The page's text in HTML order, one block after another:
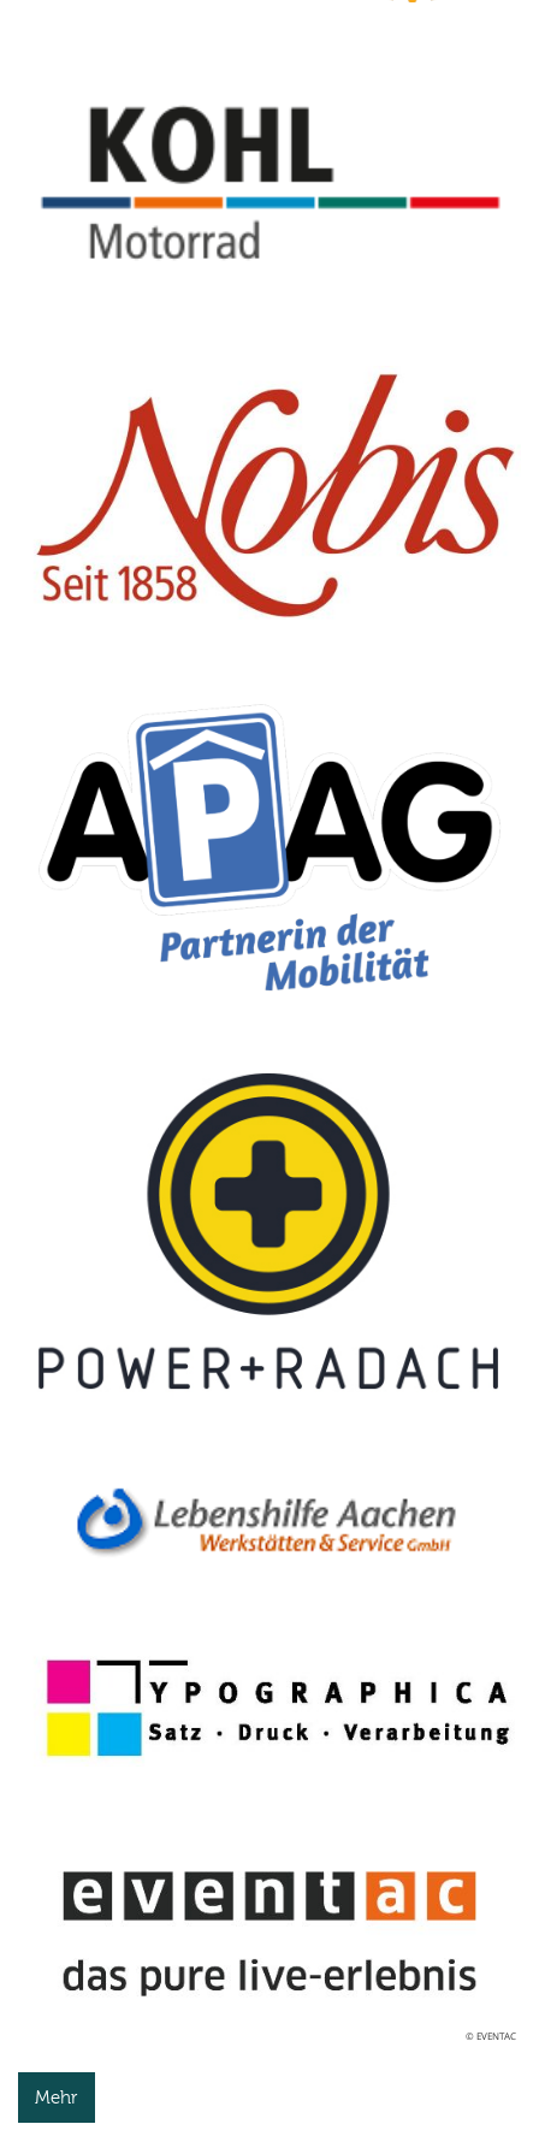
© EVENTAC
Mehr